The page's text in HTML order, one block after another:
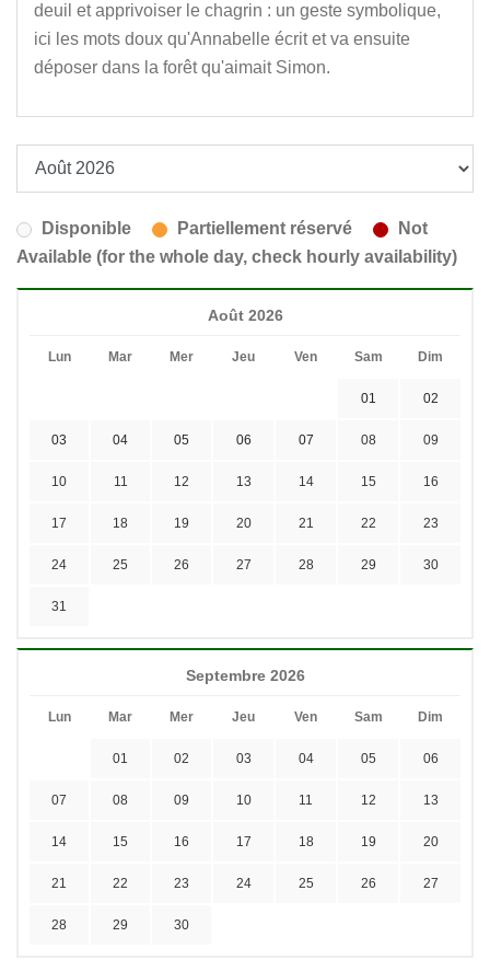
deuil et apprivoiser le chagrin : un geste symbolique,
ici les mots doux qu'Annabelle écrit et va ensuite
déposer dans la forêt qu'aimait Simon.
Disponible Partiellement réservé
Not
Available (for the whole day, check hourly availability)
Août 2026
Lun Mar Mer Jeu Ven Sam Dim
01 02
03 04 05 06 07 08 09
10 11 12 13 14 15 16
17 18 19 20 21 22 23
24 25 26 27 28 29 30
31
Septembre 2026
Lun Mar Mer Jeu Ven Sam Dim
01 02 03 04 05 06
07 08 09 10 11 12 13
14 15 16 17 18 19 20
21 22 23 24 25 26 27
28 29 30